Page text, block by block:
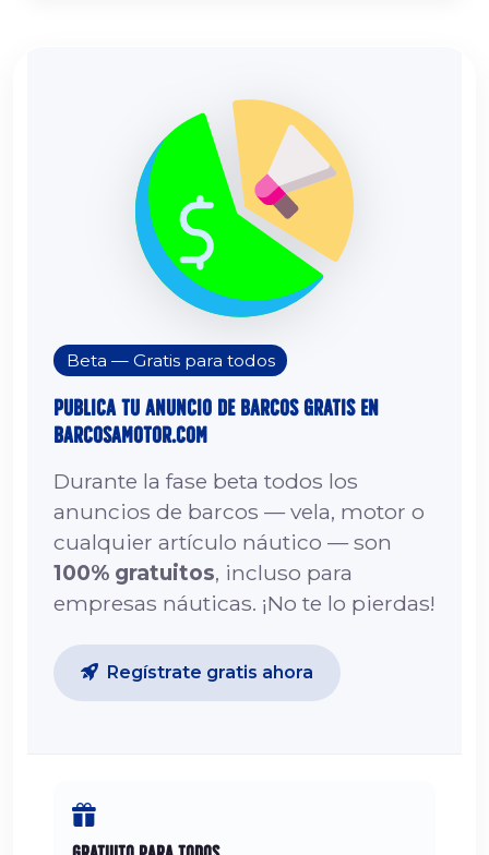
Beta — Gratis para todos
Publica tu Anuncio de Barcos Gratis en
barcosamotor.com
Durante la fase beta todos los
anuncios de barcos — vela, motor o
cualquier artículo náutico — son
100% gratuitos, incluso para
empresas náuticas. ¡No te lo pierdas!
Regístrate gratis ahora